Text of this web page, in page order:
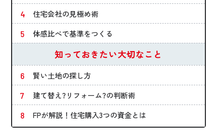
住宅会社の見極め術
体感比べで基準をつくる
知っておきたい大切なこと
賢い土地の探し方
建て替え?リフォーム?の判断術
FPが解説！住宅購入3つの資金とは